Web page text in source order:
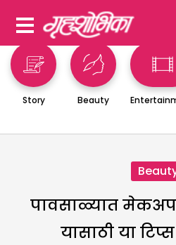
Story Beauty
पावसाळ्यात
यासाठी या